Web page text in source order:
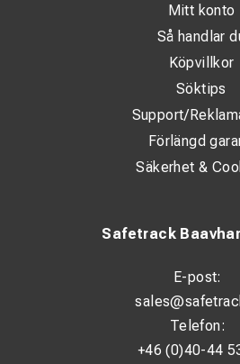
Safetrack
E-post:
Telefon:
+46 (0)40-44
Mitt konto
Så handlar
Köpvillkor
Söktips
Support/
Förlängd
Säkerhet &